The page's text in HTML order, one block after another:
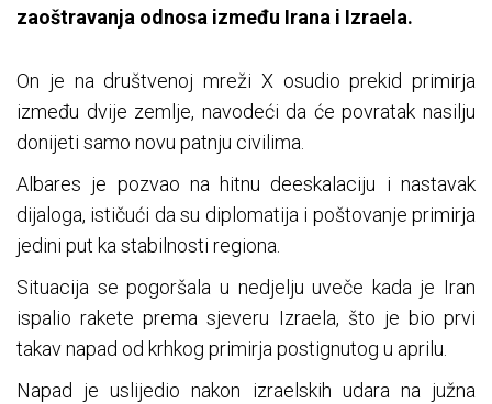
zaoštravanja odnosa između Irana i Izraela.
On je na društvenoj mreži X osudio prekid primirja
između dvije zemlje, navodeći da će povratak nasilju
donijeti samo novu patnju civilima.
Albares je pozvao na hitnu deeskalaciju i nastavak
dijaloga, ističući da su diplomatija i poštovanje primirja
jedini put ka stabilnosti regiona.
Situacija se pogoršala u nedjelju uveče kada je Iran
ispalio rakete prema sjeveru Izraela, što je bio prvi
takav napad od krhkog primirja postignutog u aprilu.
Napad je uslijedio nakon izraelskih udara na južna